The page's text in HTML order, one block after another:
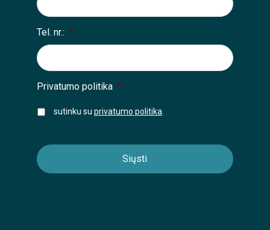
Tel. nr.: *
Privatumo politika *
sutinku su privatumo politika